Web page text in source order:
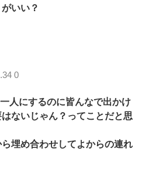
いい？
0
人にするのに皆んなで出かけ
ないじゃん？ってことだと思
埋め合わせしてよからの連れ